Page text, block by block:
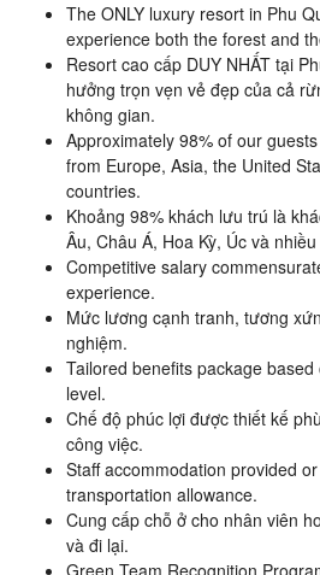
The ONLY luxury resort in Phu
experience both the forest and
Resort cao cấp DUY NHẤT tại
hưởng trọn vẹn vẻ đẹp của cả
không gian.
Approximately 98% of our
from Europe, Asia, the United
countries.
Khoảng 98% khách lưu trú là
Âu, Châu Á, Hoa Kỳ, Úc và
Competitive salary
experience.
Mức lương cạnh tranh, tương
nghiệm.
Tailored benefits package
level.
Chế độ phúc lợi được thiết kế
công việc.
Staff accommodation provided
transportation allowance.
Cung cấp chỗ ở cho nhân viên
và đi lại.